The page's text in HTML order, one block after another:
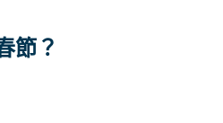
節？